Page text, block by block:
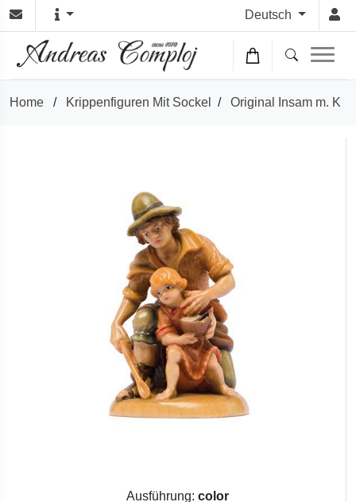
Deutsch
Home / Krippenfiguren Mit Sockel / Original Insam m. K
Ausführung: color